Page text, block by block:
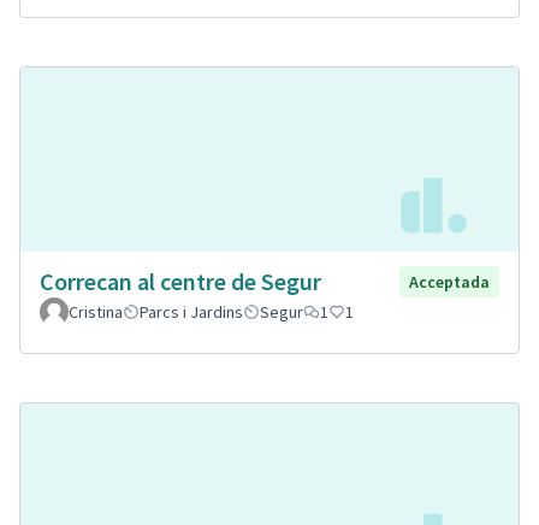
Correcan al centre de Segur
Acceptada
Cristina
Parcs i Jardins Segur 1 1